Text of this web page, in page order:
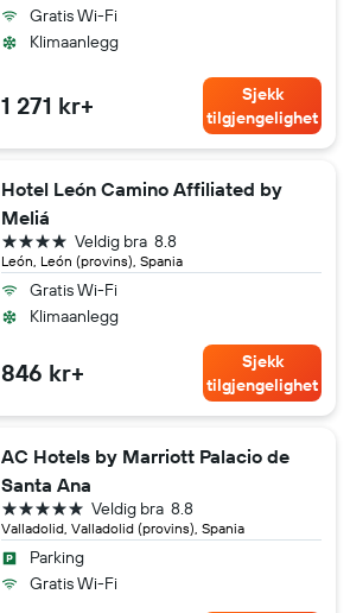
Gratis Wi-Fi
Klimaanlegg
1 271 kr+
Sjekk
tilgjengelighet
Hotel León Camino Affiliated by
Meliá
León, León (provins), Spania
8.8
Veldig bra
4 stjerner
Gratis Wi-Fi
Klimaanlegg
846 kr+
Sjekk
tilgjengelighet
AC Hotels by Marriott Palacio de
Santa Ana
Valladolid, Valladolid (provins), Spania
8.8
Veldig bra
5 stjerner
Parking
Gratis Wi-Fi